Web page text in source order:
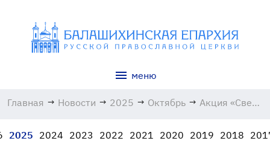
меню
Главная → Новости → 2025 → Октябрь → Акция «Свет
Яковлево
2025 2024 2023 2022 2021 2020 2019 2018